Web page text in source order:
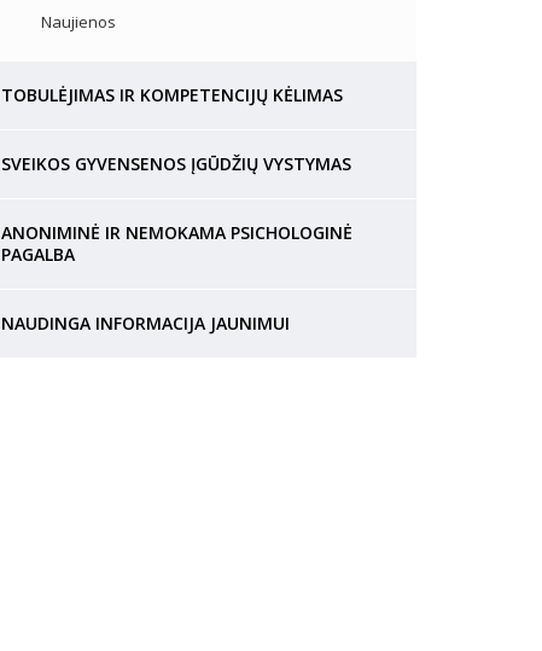
Naujienos
TOBULĖJIMAS IR KOMPETENCIJŲ KĖLIMAS
SVEIKOS GYVENSENOS ĮGŪDŽIŲ VYSTYMAS
ANONIMINĖ IR NEMOKAMA PSICHOLOGINĖ
PAGALBA
NAUDINGA INFORMACIJA JAUNIMUI